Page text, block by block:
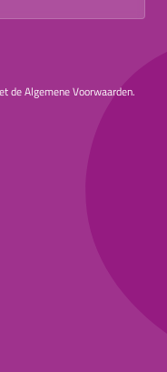
de Algemene Voorwaarden.